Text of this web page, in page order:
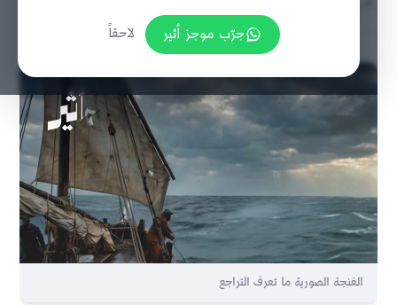
الغنجة الصورية ما تعرف التراجع
جرّب موجز أثير
لاحقاً